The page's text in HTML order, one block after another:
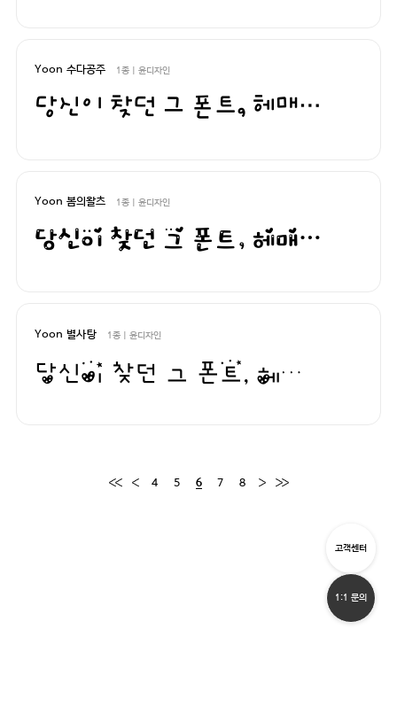
Yoon 수다공주 1종 | 윤디자인
당신이 찾던 그 폰트, 헤매지 말고 바로 폰코!
Yoon 봄의왈츠 1종 | 윤디자인
당신이 찾던 그 폰트, 헤매지 말고 바로 폰코!
Yoon 별사탕 1종 | 윤디자인
당신이 찾던 그 폰트, 헤매지 말고 바로 폰코!
4 5 6 7 8
고객센터
1:1 문의